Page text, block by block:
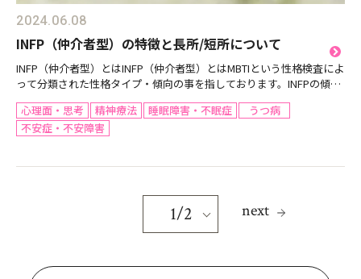
2024.06.08
INFP（仲介者型）の特徴と長所/短所について
INFP（仲介者型）とはINFP（仲介者型）とはMBTIという性格検査によ
って分類された性格タイプ・傾向の事を指しております。INFPの傾向
としては、直観や感受性にすぐれており、アイデアや提案力が高い傾
向があることを指しています。このブログ...
心理面・思考 精神療法 睡眠障害・不眠症
うつ病
不安症・不安障害
1/2 next